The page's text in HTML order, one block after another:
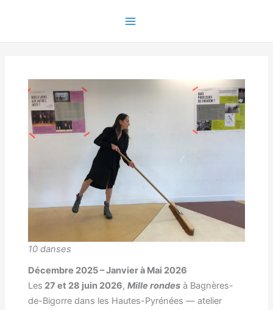
10 danses
Décembre 2025 – Janvier à Mai 2026
Les 27 et 28 juin 2026, Mille rondesà Bagnères-
de-Bigorre dans les Hautes-Pyrénées — atelier